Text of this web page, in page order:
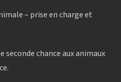
– prise en charge et
seconde chance aux animaux